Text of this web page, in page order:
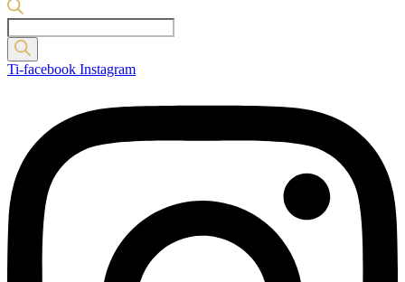
Products
search
Ti-facebook Instagram